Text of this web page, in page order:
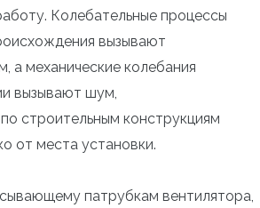
Колебательные процессы
вызывают
а механические колебания
вызывают шум,
строительным конструкциям
от места установки.
патрубкам вентилятора,